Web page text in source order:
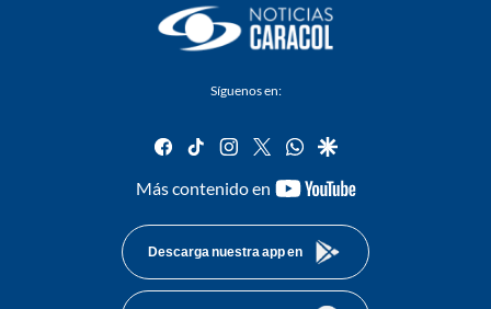
Síguenos en:
facebook
tiktok instagram
twitterwhatsapp
google
Más contenido en
youtube-
Descarga nuestra app en